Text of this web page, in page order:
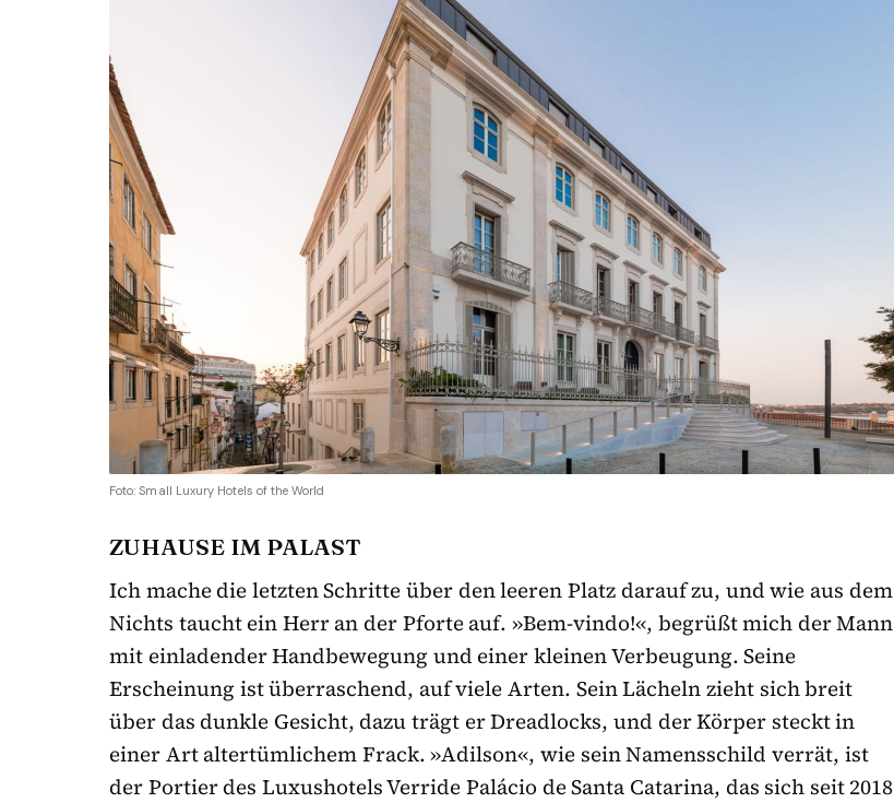
Foto: Small Luxury Hotels of the World
ZUHAUSE IM PALAST
Ich mache die letzten Schritte über den leeren Platz darauf zu, und wie aus dem
Nichts taucht ein Herr an der Pforte auf. »Bem-vindo!«, begrüßt mich der Mann
mit einladender Handbewegung und einer kleinen Verbeugung. Seine
Erscheinung ist überraschend, auf viele Arten. Sein Lächeln zieht sich breit
über das dunkle Gesicht, dazu trägt er Dreadlocks, und der Körper steckt in
einer Art altertümlichem Frack. »Adilson«, wie sein Namensschild verrät, ist
der Portier des Luxushotels Verride Palácio de Santa Catarina, das sich seit 2018